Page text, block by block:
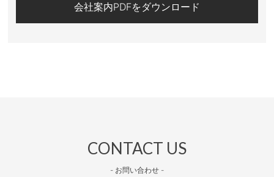
会社案内PDFをダウンロード
CONTACT US
- お問い合わせ -